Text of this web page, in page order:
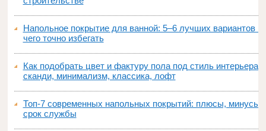
Напольное покрытие для ванной: 5–6 лучших вариантов и
чего точно избегать
Как подобрать цвет и фактуру пола под стиль интерьера:
сканди, минимализм, классика, лофт
Топ‑7 современных напольных покрытий: плюсы, минусы,
срок службы